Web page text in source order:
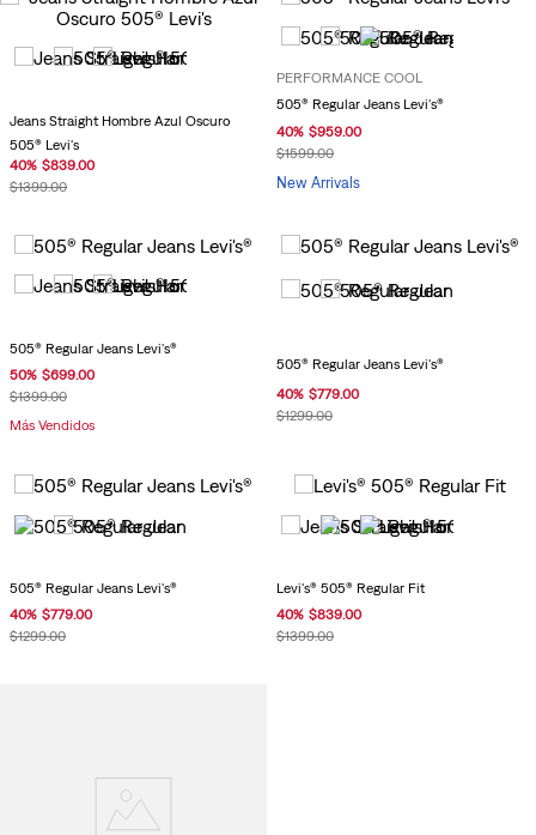
Jeans Straight Hombre Azul Oscuro
505® Levi's
40% $839.00
$1399.00
PERFORMANCE COOL
505® Regular Jeans Levi's®
40% $959.00
$1599.00
New Arrivals
505® Regular Jeans Levi's®
50% $699.00
$1399.00
Más Vendidos
505® Regular Jeans Levi's®
40% $779.00
$1299.00
505® Regular Jeans Levi's®
40% $779.00
$1299.00
Levi's® 505® Regular Fit
40% $839.00
$1399.00